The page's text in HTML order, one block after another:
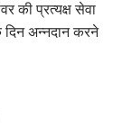
की प्रत्यक्ष सेवा
अन्नदान करने